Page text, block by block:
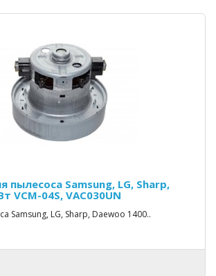
пылесоса Samsung, LG, Sharp,
VCM-04S, VAC030UN
Samsung, LG, Sharp, Daewoo 1400..